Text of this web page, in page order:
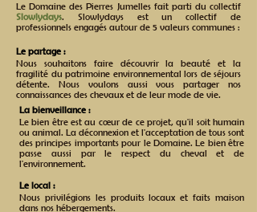
Le Domaine des Pierres Jumelles fait parti du collectif
Slowlydays. Slowlydays est un collectif de
professionnels engagés autour de 5 valeurs communes :
Le partage :
Nous souhaitons faire découvrir la beauté et la
fragilité du patrimoine environnemental lors de séjours
détente. Nous voulons aussi vous partager nos
connaissances des chevaux et de leur mode de vie.
La bienveillance :
Le bien être est au cœur de ce projet, qu'il soit humain
ou animal. La déconnexion et l'acceptation de tous sont
des principes importants pour le Domaine. Le bien être
passe aussi par le respect du cheval et de
l'environnement.
Le local :
Nous privilégions les produits locaux et faits maison
dans nos hébergements.